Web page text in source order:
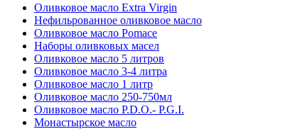
Оливковое масло Extra Virgin
Нефильрованное оливковое масло
Оливковое масло Pomace
Наборы оливковых масел
Оливковое масло 5 литров
Оливковое масло 3-4 литра
Оливковое масло 1 литр
Оливковое масло 250-750мл
Оливковое масло P.D.O.- P.G.I.
Монастырское масло